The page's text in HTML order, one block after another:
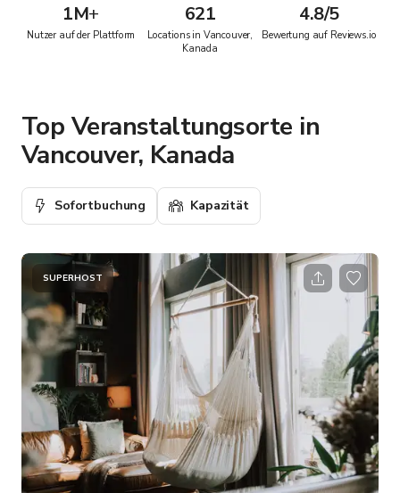
1M+
Nutzer auf der Plattform
621
Locations in Vancouver,
Kanada
4.8/5
Bewertung auf Reviews.io
Top Veranstaltungsorte in
Vancouver, Kanada
Sofortbuchung Kapazität
SUPERHOST